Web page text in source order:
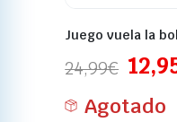
Juego vuela la
24,99€
Agotado